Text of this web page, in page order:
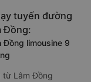
tuyến đường
Đồng:
limousine 9
từ Lâm Đồng